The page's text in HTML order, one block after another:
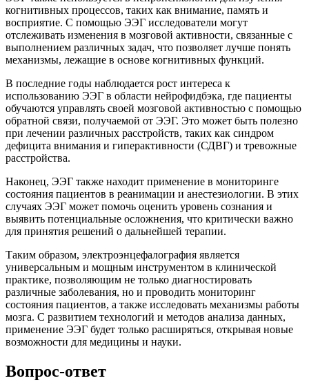
когнитивных процессов, таких как внимание, память и
восприятие. С помощью ЭЭГ исследователи могут
отслеживать изменения в мозговой активности, связанные с
выполнением различных задач, что позволяет лучше понять
механизмы, лежащие в основе когнитивных функций.
В последние годы наблюдается рост интереса к
использованию ЭЭГ в области нейрофидбэка, где пациенты
обучаются управлять своей мозговой активностью с помощью
обратной связи, получаемой от ЭЭГ. Это может быть полезно
при лечении различных расстройств, таких как синдром
дефицита внимания и гиперактивности (СДВГ) и тревожные
расстройства.
Наконец, ЭЭГ также находит применение в мониторинге
состояния пациентов в реанимации и анестезиологии. В этих
случаях ЭЭГ может помочь оценить уровень сознания и
выявить потенциальные осложнения, что критически важно
для принятия решений о дальнейшей терапии.
Таким образом, электроэнцефалография является
универсальным и мощным инструментом в клинической
практике, позволяющим не только диагностировать
различные заболевания, но и проводить мониторинг
состояния пациентов, а также исследовать механизмы работы
мозга. С развитием технологий и методов анализа данных,
применение ЭЭГ будет только расширяться, открывая новые
возможности для медицины и науки.
Вопрос-ответ